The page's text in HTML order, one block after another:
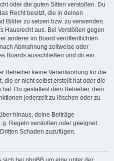
oder die guten Sitten verstoßen. Du
Recht besitzt, die in deinen
Bilder zu setzen bzw. zu verwenden.
Hausrecht aus. Bei Verstößen gegen
anderer im Board veröffentlichten
Abmahnung zeitweise oder
Boards ausschließen und dir ein
Betreiber keine Verantwortung für die
die er nicht selbst erstellt hat oder die
Du gestattest dem Betreiber, dein
jederzeit zu löschen oder zu
hinaus, deine Beiträge
Regeln verstoßen oder geeignet
Schaden zuzufügen.